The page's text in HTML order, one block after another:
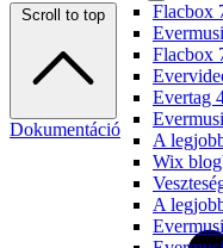
Flacbox
Flacbox
Evertag
A
Wix
A
Scroll to top
Dokumentáció